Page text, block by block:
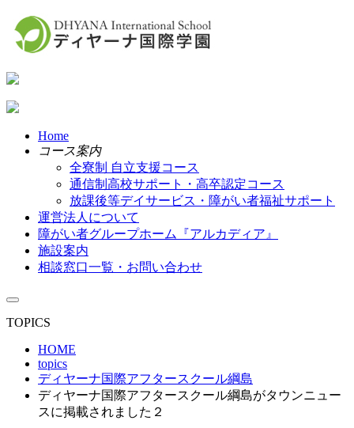
Home
コース案内
全寮制 自立支援コース
通信制高校サポート・高卒認定コース
放課後等デイサービス・障がい者福祉サポート
運営法人について
障がい者グループホーム『アルカディア』
施設案内
相談窓口一覧・お問い合わせ
TOPICS
HOME
topics
ディヤーナ国際アフタースクール綱島
ディヤーナ国際アフタースクール綱島がタウンニュー
スに掲載されました２